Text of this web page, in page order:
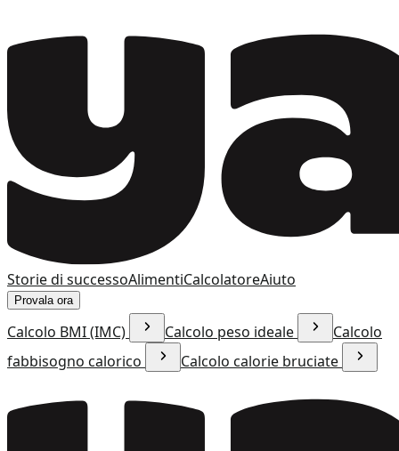
Storie di successoAlimentiCalcolatoreAiuto
Provala ora
Calcolo BMI (IMC) Calcolo peso ideale
Calcolo
fabbisogno calorico
Calcolo calorie bruciate